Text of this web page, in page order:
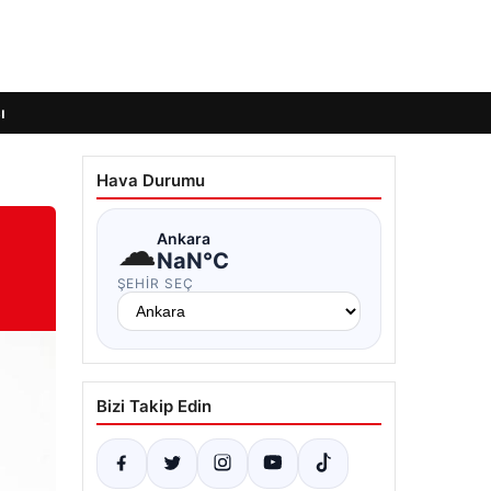
Hava Durumu
☁Ankara
NaN°C
ŞEHIR SEÇ
Bizi Takip Edin